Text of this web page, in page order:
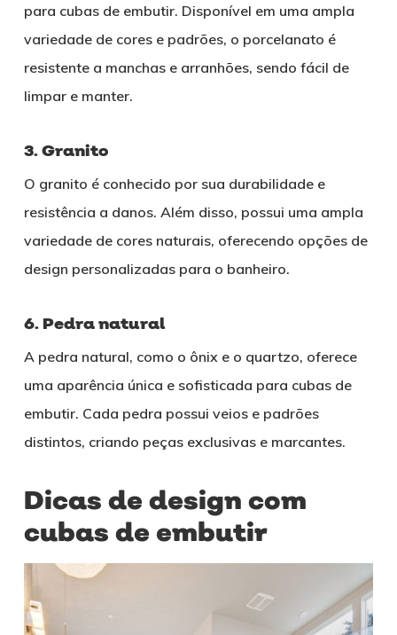
para cubas de embutir. Disponível em uma ampla
variedade de cores e padrões, o porcelanato é
resistente a manchas e arranhões, sendo fácil de
limpar e manter.
3. Granito
O granito é conhecido por sua durabilidade e
resistência a danos. Além disso, possui uma ampla
variedade de cores naturais, oferecendo opções de
design personalizadas para o banheiro.
6. Pedra natural
A pedra natural, como o ônix e o quartzo, oferece
uma aparência única e sofisticada para cubas de
embutir. Cada pedra possui veios e padrões
distintos, criando peças exclusivas e marcantes.
Dicas de design com
cubas de embutir